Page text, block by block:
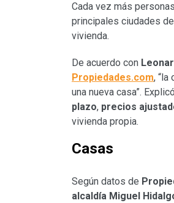
Cada vez más
principales ciudades
vivienda.
De acuerdo con
Propiedades.com, “la
una nueva casa”.
plazo, precios
vivienda propia.
Casas
Según datos de
alcaldía Miguel